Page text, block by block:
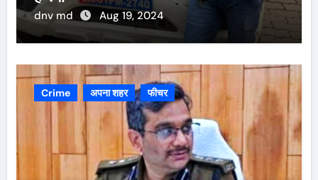
dnv md Aug 19, 2024
Crime अपना शहर फीचर